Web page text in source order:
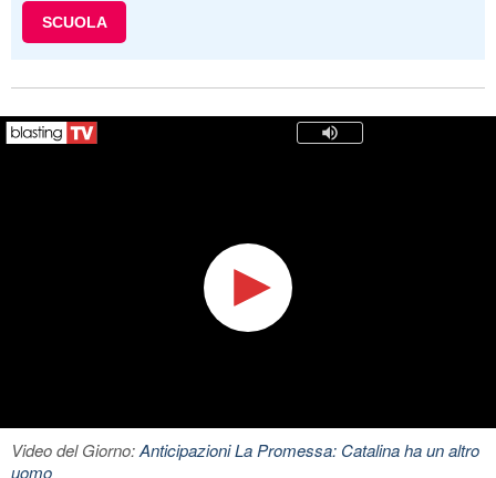
SCUOLA
Video del Giorno:Anticipazioni La Promessa: Catalina ha un altro
uomo